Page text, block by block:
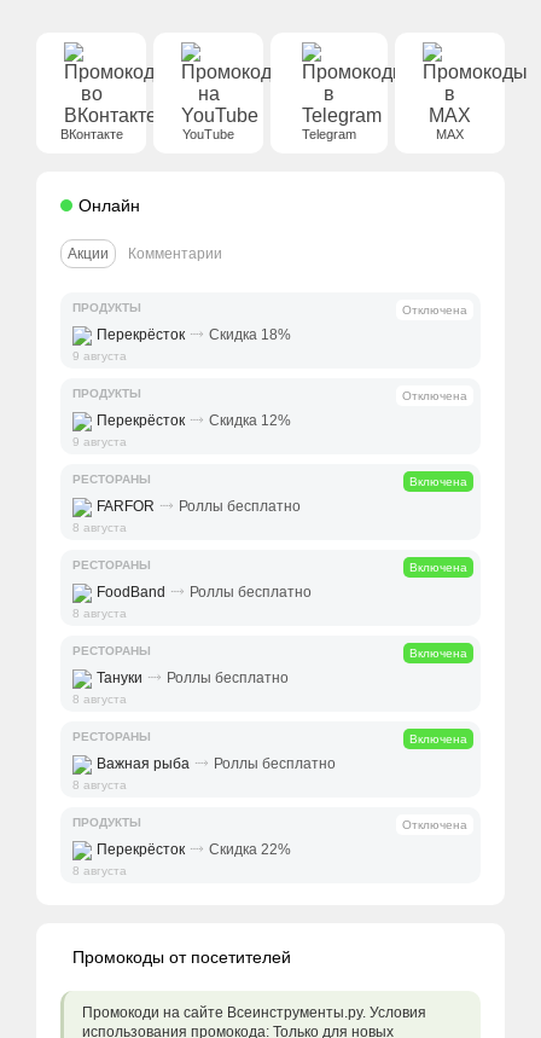
ВКонтакте YouTube Telegram MAX
Онлайн
Акции Комментарии
ПРОДУКТЫ Отключена
Перекрёсток ⤑ Скидка 18%
9 августа
ПРОДУКТЫ Отключена
Перекрёсток ⤑ Скидка 12%
9 августа
РЕСТОРАНЫ Включена
FARFOR ⤑ Роллы бесплатно
8 августа
РЕСТОРАНЫ Включена
FoodBand ⤑ Роллы бесплатно
8 августа
РЕСТОРАНЫ Включена
Тануки ⤑ Роллы бесплатно
8 августа
РЕСТОРАНЫ Включена
Важная рыба ⤑ Роллы бесплатно
8 августа
ПРОДУКТЫ Отключена
Перекрёсток ⤑ Скидка 22%
8 августа
Промокоды от посетителей
Промокоди на сайте Всеинструменты.ру. Условия
использования промокода: Только для новых